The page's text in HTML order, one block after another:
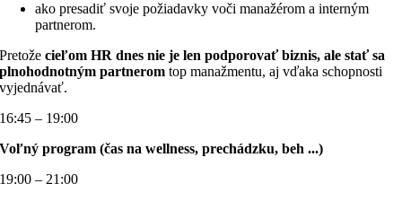
ako presadiť svoje požiadavky voči manažérom a interným
partnerom.
Pretožecieľom HR dnes nie je len podporovať biznis, ale stať sa
plnohodnotným partnerom top manažmentu, aj vďaka schopnosti
vyjednávať.
16:45 – 19:00
Voľný program (čas na wellness, prechádzku, beh ...)
19:00 – 21:00